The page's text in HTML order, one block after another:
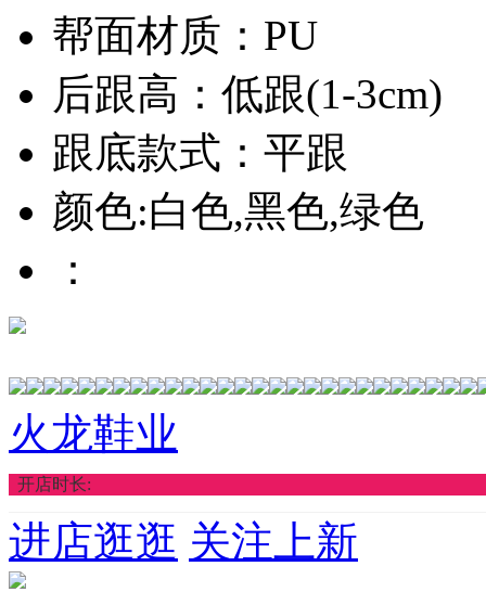
帮面材质：PU
后跟高：低跟(1-3cm)
跟底款式：平跟
颜色:白色,黑色,绿色
：
火龙鞋业
开店时长:
进店逛逛 关注上新